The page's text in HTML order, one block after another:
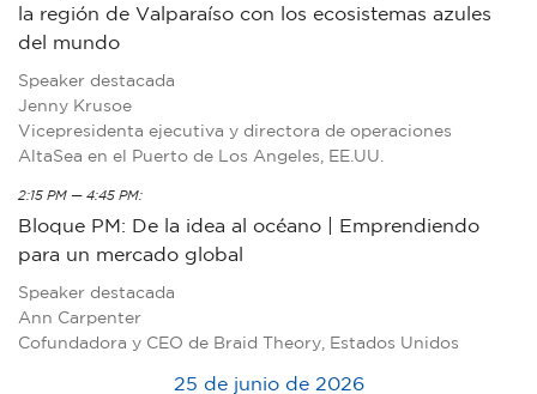
la región de Valparaíso con los ecosistemas azules
del mundo
Speaker destacada
Jenny Krusoe
Vicepresidenta ejecutiva y directora de operaciones
AltaSea en el Puerto de Los Angeles, EE.UU.
2:15 PM — 4:45 PM:
Bloque PM: De la idea al océano | Emprendiendo
para un mercado global
Speaker destacada
Ann Carpenter
Cofundadora y CEO de Braid Theory, Estados Unidos
25 de junio de 2026